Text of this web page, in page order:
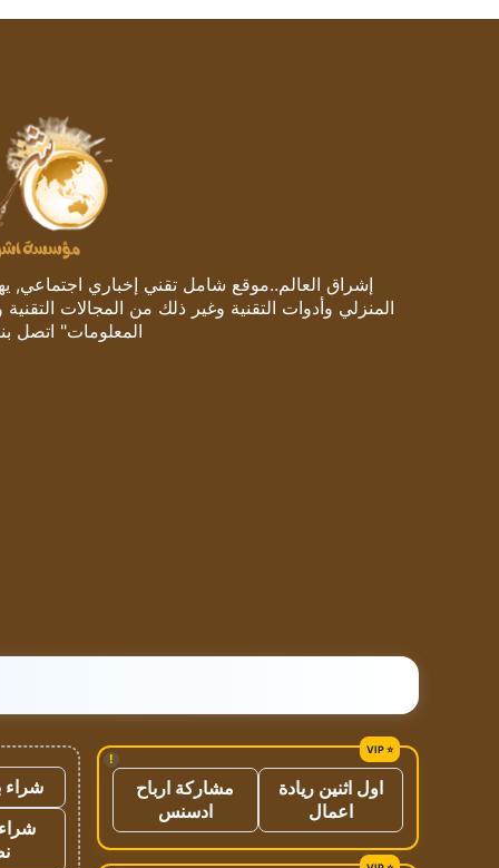
إشراق العالم..موقع شامل تقني إخباري اجتماعي,
المنزلي وأدوات التقنية وغير ذلك من المجالات
المعلومات" اتصل
!
اول اثنين ريادة
اعمال
مشاركة ارباح
ادسنس
شراء